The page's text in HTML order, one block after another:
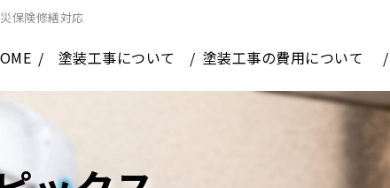
保険修繕対応
塗装工事について 塗装工事の費用について